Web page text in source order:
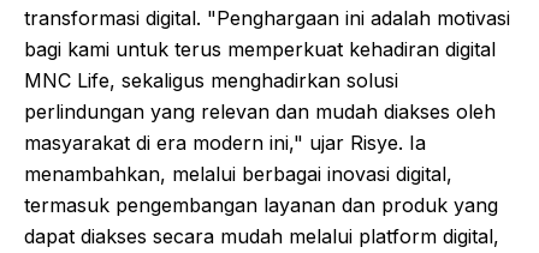
transformasi digital. "Penghargaan ini adalah motivasi
bagi kami untuk terus memperkuat kehadiran digital
MNC Life, sekaligus menghadirkan solusi
perlindungan yang relevan dan mudah diakses oleh
masyarakat di era modern ini," ujar Risye. Ia
menambahkan, melalui berbagai inovasi digital,
termasuk pengembangan layanan dan produk yang
dapat diakses secara mudah melalui platform digital,